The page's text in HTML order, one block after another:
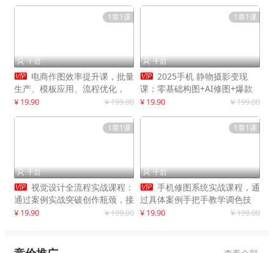
1章1课
 千启
 电商作图效率提升课，批量
生产、模板应用、流程优化，
20+细分品类实操案例，月赚3
¥ 19.90 ¥ 199.00
1章1课
 千启
 2025手机 静物摄影变现
课：零基础构图+AI修图+爆款
创作
¥ 19.90 ¥ 199.00
1章1课
 千启
 视觉设计全流程实战课程：
通过案例实战突破创作瓶颈，接
单月入20000+
¥ 19.90 ¥ 199.00
1章1课
 千启
 手机修图系统实战课程，通
过具体案例手把手教学调色技
巧，实现副业变现
¥ 19.90 ¥ 199.00